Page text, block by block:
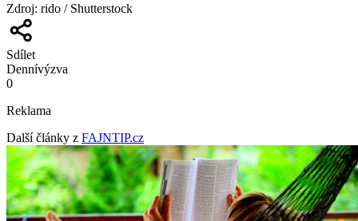
Zdroj: rido / Shutterstock
Sdílet
Dennívýzva
0
Reklama
Další články z FAJNTIP.cz